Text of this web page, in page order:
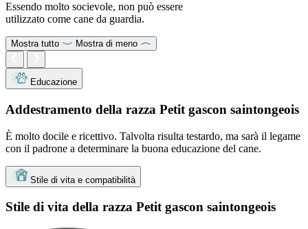
Essendo molto socievole, non può essere
utilizzato come cane da guardia.
Mostra tutto Mostra di meno
Educazione
Addestramento della razza Petit gascon saintongeois
È molto docile e ricettivo. Talvolta risulta testardo, ma sarà il legame
con il padrone a determinare la buona educazione del cane.
Stile di vita e compatibilità
Stile di vita della razza Petit gascon saintongeois